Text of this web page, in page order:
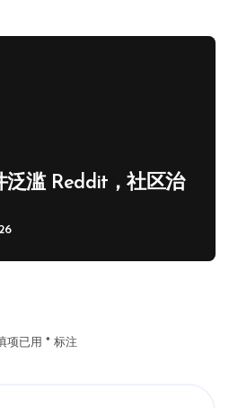
泛滥 Reddit，社区治
项已用 * 标注